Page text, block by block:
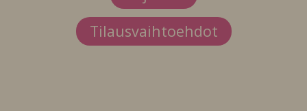
Tilausvaihtoehdot